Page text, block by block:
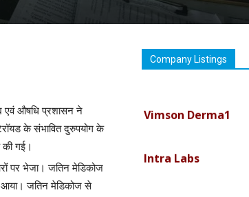
एवं औषधि प्रशासन ने
के संभावित दुरुपयोग के
गई।
पर भेजा। जतिन मेडिकोज
आया। जतिन मेडिकोज से
Company Listings